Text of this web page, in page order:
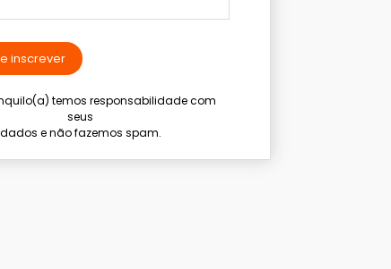
inscrever
temos responsabilidade com
seus
dados e não fazemos spam.